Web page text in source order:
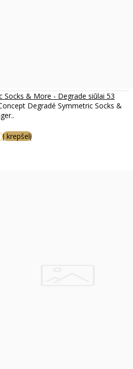
Socks & More - Degrade siūlai 53
Degradé Symmetric Socks &
Į krepšelį